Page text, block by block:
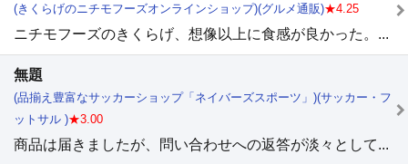
(きくらげのニチモフーズオンラインショップ)(グルメ通販)★4.25
ニチモフーズのきくらげ、想像以上に食感が良かった。...
無題
(品揃え豊富なサッカーショップ「ネイバーズスポーツ」)(サッカー・フ
ットサル )★3.00
商品は届きましたが、問い合わせへの返答が淡々として...